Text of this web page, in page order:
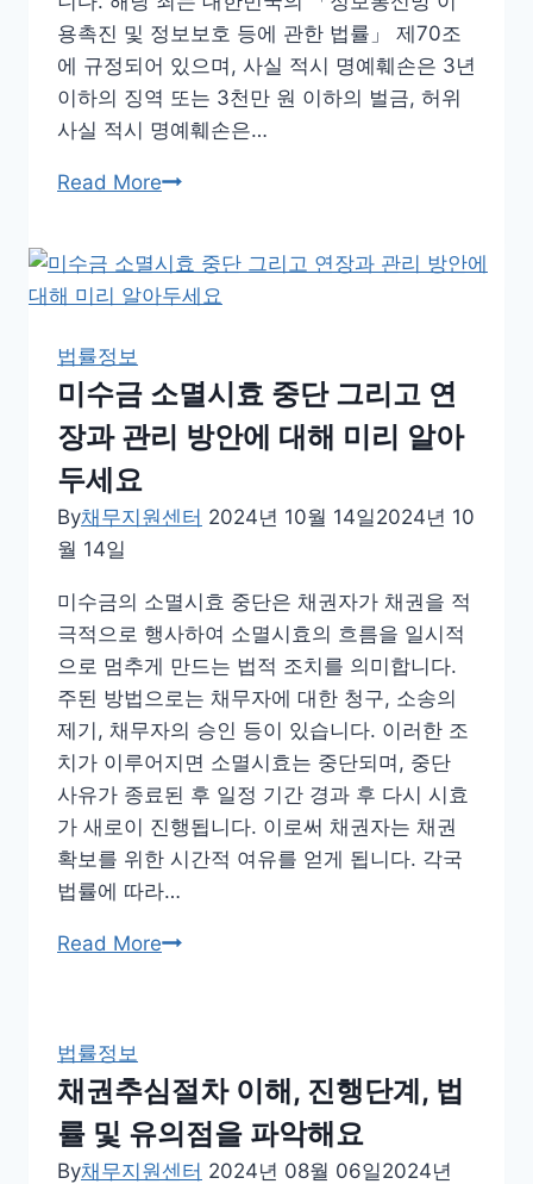
금
알
아
보
요!
용촉진 및 정보보호 등에 관한 법률」 제70조
에 규정되어 있으며, 사실 적시 명예훼손은 3년
이하의 징역 또는 3천만 원 이하의 벌금, 허위
사실 적시 명예훼손은…
Read More사
명
예
죄
이
예
을
위
한
지
침
에
대
해
똑
바
알
니
다
법률정보
미수금 소멸시효 중단 그리고 연
장과 관리 방안에 대해 미리 알아
두세요
By채무지원센터 2024년 10월 14일2024년 10
월 14일
미수금의 소멸시효 중단은 채권자가 채권을 적
극적으로 행사하여 소멸시효의 흐름을 일시적
으로 멈추게 만드는 법적 조치를 의미합니다.
주된 방법으로는 채무자에 대한 청구, 소송의
제기, 채무자의 승인 등이 있습니다. 이러한 조
치가 이루어지면 소멸시효는 중단되며, 중단
사유가 종료된 후 일정 기간 경과 후 다시 시효
가 새로이 진행됩니다. 이로써 채권자는 채권
확보를 위한 시간적 여유를 얻게 됩니다. 각국
법률에 따라…
Read More미
시
효
중
법률정보
채권추심절차 이해, 진행단계, 법
률 및 유의점을 파악해요
By채무지원센터 2024년 08월 06일2024년